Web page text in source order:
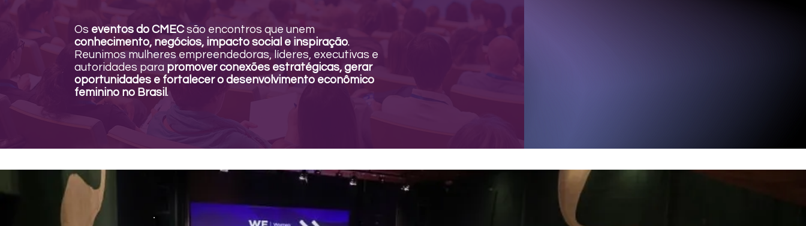
Os eventos do CMECsão encontros que unem
conhecimento, negócios, impacto social e inspiração.
Reunimos mulheres empreendedoras, líderes, executivas e
autoridades para promover conexões estratégicas, gerar
oportunidades e fortalecer o desenvolvimento econômico
feminino no Brasil.